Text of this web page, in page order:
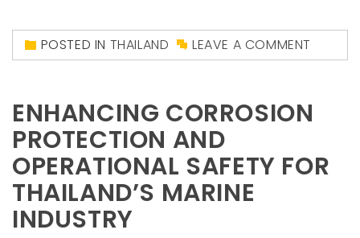
POSTED IN THAILAND LEAVE A COMMENT
ENHANCING CORROSION
PROTECTION AND
OPERATIONAL SAFETY FOR
THAILAND’S MARINE
INDUSTRY